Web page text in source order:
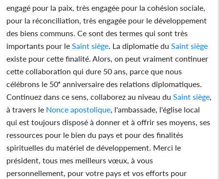
engagé pour la paix, très engagée pour la cohésion sociale,
pour la réconciliation, très engagée pour le développement
des biens communs. Ce sont des termes qui sont très
importants pour le Saint siège . La diplomatie du Saint siège
existe pour cette finalité. Alors, on peut vraiment continuer
cette collaboration qui dure 50 ans, parce que nous
célébrons le 50ᵉ anniversaire des relations diplomatiques.
Continuez dans ce sens, collaborez au niveau du Saint siège
à travers le Nonce apostolique , l'ambassade, l'église local
qui est toujours disposé à donner et à offrir ses moyens, ses
ressources pour le bien du pays et pour des finalités
spirituelles du matériel de développement. Merci le
président, tous mes meilleurs vœux, à vous
personnellement, pour votre pays et vos efforts pour